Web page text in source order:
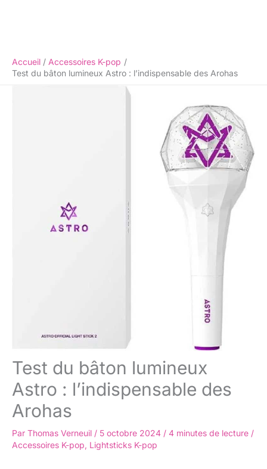
Accueil
Accessoires K-pop
Test du bâton lumineux Astro : l’indispensable des Arohas
Test du bâton lumineux
Astro : l’indispensable des
Arohas
Par Thomas Verneuil / 5 octobre 2024 / 4 minutes de lecture /
Accessoires K-pop, Lightsticks K-pop